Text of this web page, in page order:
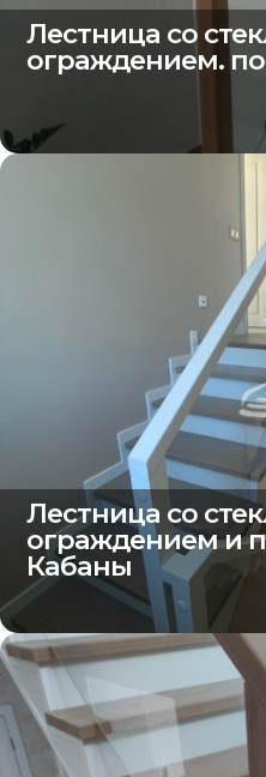
Лестница со
ограждением.
Лестница со
ограждением и
Кабаны